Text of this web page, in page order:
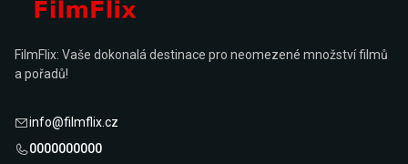
FilmFlix: Vaše dokonalá destinace pro neomezené množství filmů
a pořadů!
info@filmflix.cz
0000000000